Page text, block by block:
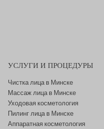
УСЛУГИ И ПРОЦЕДУРЫ
Чистка лица в Минске
Массаж лица в Минске
Уходовая косметология
Пилинг лица в Минске
Аппаратная косметология